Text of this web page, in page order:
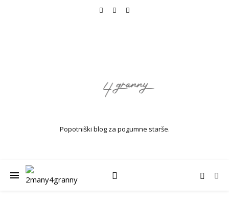
Popotniški blog za pogumne starše.